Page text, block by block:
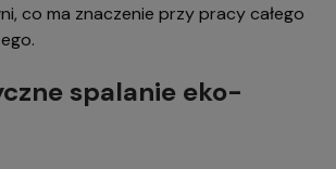
co ma znaczenie przy pracy całego
spalanie eko-